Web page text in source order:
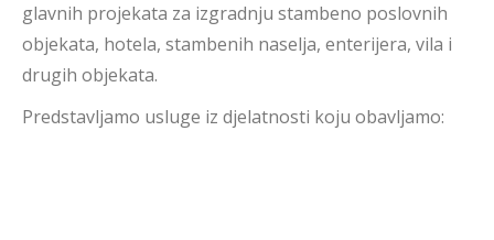
glavnih projekata za izgradnju stambeno poslovnih
objekata, hotela, stambenih naselja, enterijera, vila i
drugih objekata.
Predstavljamo usluge iz djelatnosti koju obavljamo: